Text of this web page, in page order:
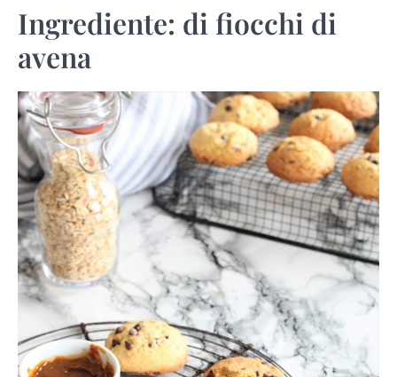
Ingrediente: di fiocchi di
avena